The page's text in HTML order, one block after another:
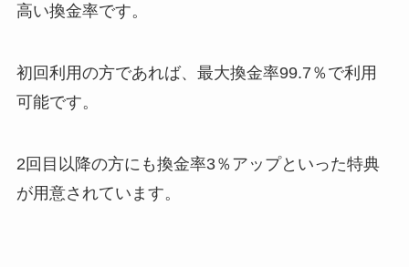
高い換金率です。
初回利用の方であれば、最大換金率99.7％で利用
可能です。
2回目以降の方にも換金率3％アップといった特典
が用意されています。